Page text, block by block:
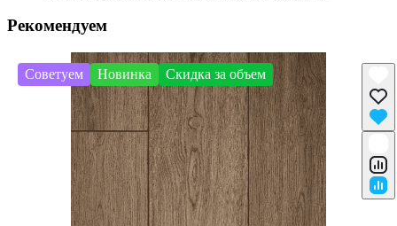
Рекомендуем
Советуем Новинка Скидка за объем